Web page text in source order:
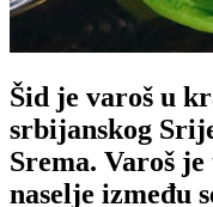
Šid je varoš u
srbijanskog
Srema. Varoš
naselje između